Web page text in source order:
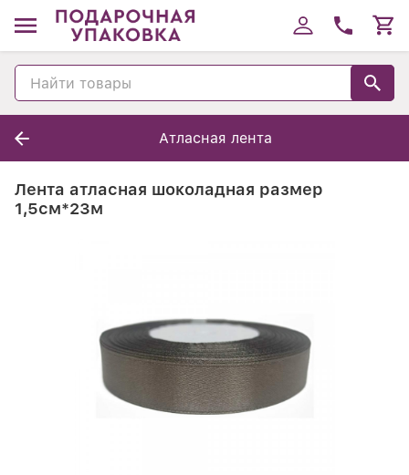
Атласная лента
Лента атласная шоколадная размер
1,5см*23м